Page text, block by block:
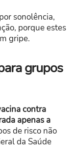
sonolência,
porque estes
gripe.
grupos
contra
apenas a
de risco não
da Saúde